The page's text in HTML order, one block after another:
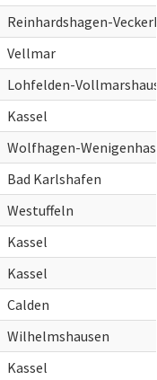
Reinhardshagen-
Vellmar
Lohfelden-
Kassel
Wolfhagen-
Bad Karlshafen
Westuffeln
Kassel
Kassel
Calden
Wilhelmshausen
Kassel